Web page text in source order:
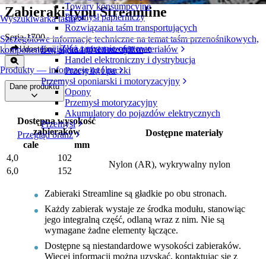
Wyszukiwarka taśm
Szczegółowe informacje techniczne na temat taśm przenośnikowych,
komponentów, akcesoriów i nie tylko
Produkty — informacje ogólne
Towary konsumpcyjne
Przemysł papierniczy
Rozwiązania taśm transportujących
Logistyka i przenoszenie materiałów
Handel elektroniczny i dystrybucja
Przesyłki i paczki
Przemysł oponiarski i motoryzacyjny
Opony
Przemysł motoryzacyjny
Akumulatory do pojazdów elektrycznych
Przemysł
Przegląd branż
Zabieraki typu Streamline
Seria 1700
Udostępnij Złóż zapytanie ofertowe
Dane produktu
Dostępna wysokość
zabieraków
Dostępne materiały
cale
mm
4,0
102
Nylon (AR), wykrywalny nylon
6,0 152
Zabieraki Streamline są gładkie po obu stronach.
Każdy zabierak wystaje ze środka modułu, stanowiąc
jego integralną część, odlaną wraz z nim. Nie są
wymagane żadne elementy łączące.
Dostępne są niestandardowe wysokości zabieraków.
Więcej informacji można uzyskać, kontaktując się z